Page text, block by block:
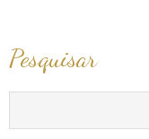
Pesquisar